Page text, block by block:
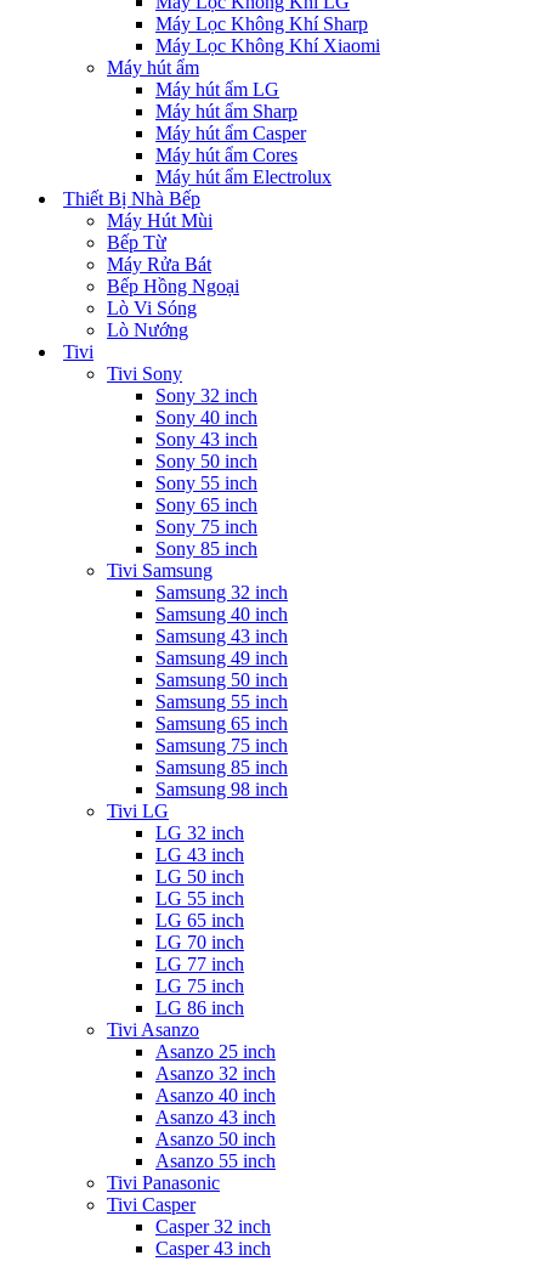
Máy Lọc Không Khí Sharp
Máy Lọc Không Khí Xiaomi
Máy hút ẩm
Máy hút ẩm LG
Máy hút ẩm Sharp
Máy hút ẩm Casper
Máy hút ẩm Cores
Máy hút ẩm Electrolux
Thiết Bị Nhà Bếp
Máy Hút Mùi
Bếp Từ
Máy Rửa Bát
Bếp Hồng Ngoại
Lò Vi Sóng
Lò Nướng
Tivi
Tivi Sony
Sony 32 inch
Sony 40 inch
Sony 43 inch
Sony 50 inch
Sony 55 inch
Sony 65 inch
Sony 75 inch
Sony 85 inch
Tivi Samsung
Samsung 32 inch
Samsung 40 inch
Samsung 43 inch
Samsung 49 inch
Samsung 50 inch
Samsung 55 inch
Samsung 65 inch
Samsung 75 inch
Samsung 85 inch
Samsung 98 inch
Tivi LG
LG 32 inch
LG 43 inch
LG 50 inch
LG 55 inch
LG 65 inch
LG 70 inch
LG 77 inch
LG 75 inch
LG 86 inch
Tivi Asanzo
Asanzo 25 inch
Asanzo 32 inch
Asanzo 40 inch
Asanzo 43 inch
Asanzo 50 inch
Asanzo 55 inch
Tivi Panasonic
Tivi Casper
Casper 32 inch
Casper 43 inch